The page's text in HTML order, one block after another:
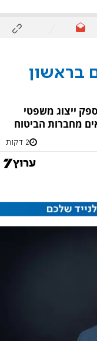
בראשון
ייצוג משפטי
מחברות הביטוח
2 דקות